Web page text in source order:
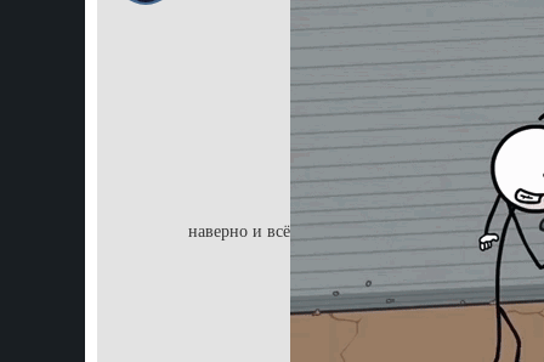
наверно и всё